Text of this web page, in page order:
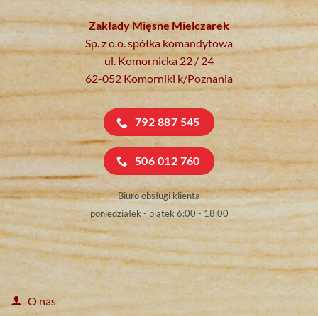
Zakłady Mięsne Mielczarek
Sp. z o.o. spółka komandytowa
ul. Komornicka 22 / 24
62-052 Komorniki k/Poznania
792 887 545
506 012 760
Biuro obsługi klienta
poniedziałek - piątek 6:00 - 18:00
O nas